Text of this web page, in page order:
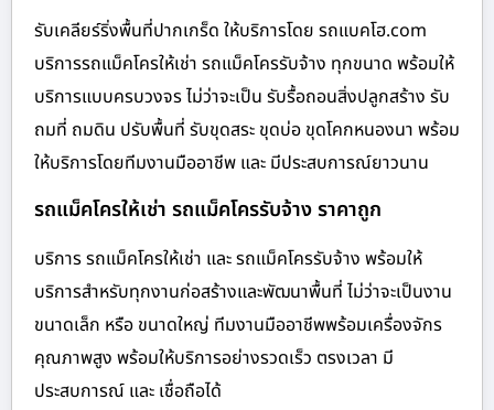
รับเคลียร์ริ่งพื้นที่ปากเกร็ด ให้บริการโดย รถแบคโฮ.com
บริการรถแม็คโครให้เช่า รถแม็คโครรับจ้าง ทุกขนาด พร้อมให้
บริการแบบครบวงจร ไม่ว่าจะเป็น รับรื้อถอนสิ่งปลูกสร้าง รับ
ถมที่ ถมดิน ปรับพื้นที่ รับขุดสระ ขุดบ่อ ขุดโคกหนองนา พร้อม
ให้บริการโดยทีมงานมืออาชีพ และ มีประสบการณ์ยาวนาน
รถแม็คโครให้เช่า รถแม็คโครรับจ้าง ราคาถูก
บริการ รถแม็คโครให้เช่า และ รถแม็คโครรับจ้าง พร้อมให้
บริการสำหรับทุกงานก่อสร้างและพัฒนาพื้นที่ ไม่ว่าจะเป็นงาน
ขนาดเล็ก หรือ ขนาดใหญ่ ทีมงานมืออาชีพพร้อมเครื่องจักร
คุณภาพสูง พร้อมให้บริการอย่างรวดเร็ว ตรงเวลา มี
ประสบการณ์ และ เชื่อถือได้